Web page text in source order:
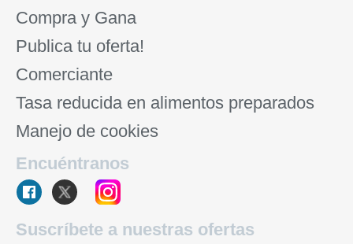
Compra y Gana
Publica tu oferta!
Comerciante
Tasa reducida en alimentos preparados
Manejo de cookies
Encuéntranos
Suscríbete a nuestras ofertas